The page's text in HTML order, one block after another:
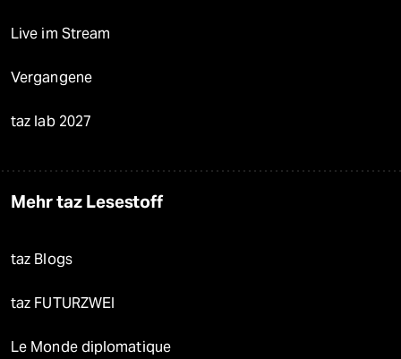
Live im Stream
Vergangene
taz lab 2027
Mehr taz Lesestoff
taz Blogs
taz FUTURZWEI
Le Monde diplomatique